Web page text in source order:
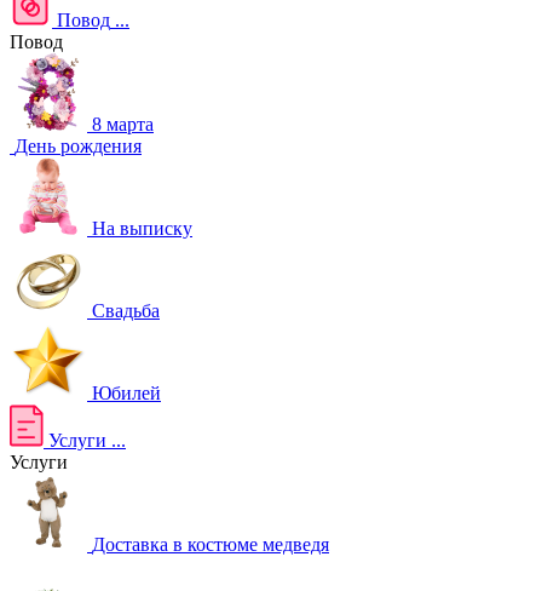
Повод ...
Повод
8 марта
День рождения
На выписку
Свадьба
Юбилей
Услуги ...
Услуги
Доставка в костюме медведя